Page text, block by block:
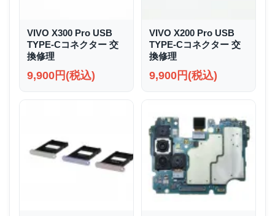
VIVO X300 Pro USB
TYPE-Cコネクター 交
換修理
9,900円(税込)
VIVO X200 Pro USB
TYPE-Cコネクター 交
換修理
9,900円(税込)